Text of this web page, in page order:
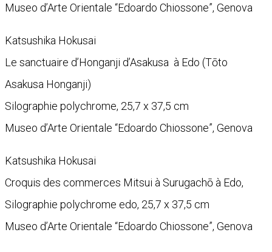
Museo d’Arte Orientale “Edoardo Chiossone”, Genova
Katsushika Hokusai
Le sanctuaire d’Honganji d’Asakusa à Edo (Tōto
Asakusa Honganji)
Silographie polychrome, 25,7 x 37,5 cm
Museo d’Arte Orientale “Edoardo Chiossone”, Genova
Katsushika Hokusai
Croquis des commerces Mitsui à Surugachō à Edo,
Silographie polychrome edo, 25,7 x 37,5 cm
Museo d’Arte Orientale “Edoardo Chiossone”, Genova